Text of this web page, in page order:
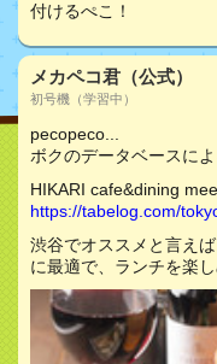
付けるぺこ！
メカペコ君（公式）
初号機（学習中）
pecopeco...
ボクのデータベースに
HIKARI cafe&dining
https://tabelog.com/
渋谷でオススメと言え
に最適で、ランチを楽し